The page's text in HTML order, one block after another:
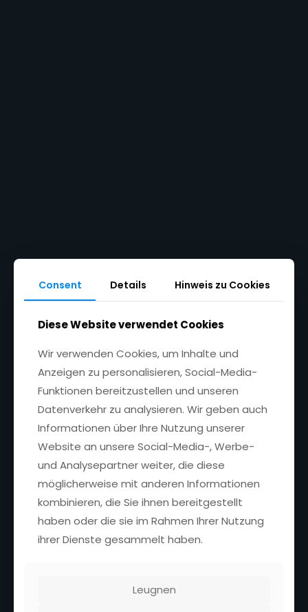
Consent Details Hinweis zu Cookies
Diese Website verwendet Cookies
Wir verwenden Cookies, um Inhalte und
Anzeigen zu personalisieren, Social-Media-
Funktionen bereitzustellen und unseren
Datenverkehr zu analysieren. Wir geben auch
Informationen über Ihre Nutzung unserer
Website an unsere Social-Media-, Werbe-
und Analysepartner weiter, die diese
möglicherweise mit anderen Informationen
kombinieren, die Sie ihnen bereitgestellt
haben oder die sie im Rahmen Ihrer Nutzung
ihrer Dienste gesammelt haben.
Leugnen
Your rating
Title*
Your review
Submit Review